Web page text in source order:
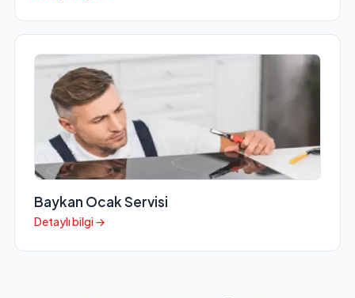
Baykan Ocak Servisi
Detaylı bilgi →